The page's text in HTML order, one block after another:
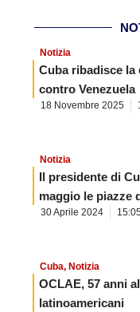
Notizia
Cuba ribadisce la
contro Venezuela
18 Novembre 2025
Notizia
Il presidente di
maggio le piazze
30 Aprile 2024 15:05
Cuba, Notizia
OCLAE, 57 anni
latinoamericani